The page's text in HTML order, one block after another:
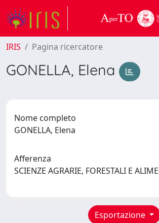
IRIS Pagina ricercatore
GONELLA, Elena
Nome completo
GONELLA, Elena
Afferenza
SCIENZE AGRARIE, FORESTALI E
Esportazione